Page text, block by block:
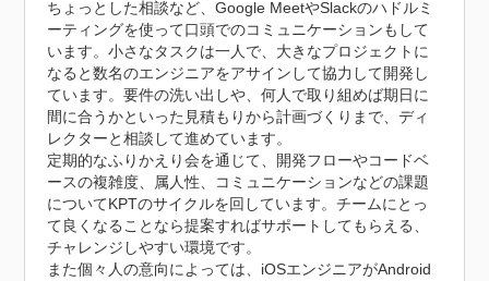
ちょっとした相談など、Google MeetやSlackのハドルミ
ーティングを使って口頭でのコミュニケーションもして
います。小さなタスクは一人で、大きなプロジェクトに
なると数名のエンジニアをアサインして協力して開発し
ています。要件の洗い出しや、何人で取り組めば期日に
間に合うかといった見積もりから計画づくりまで、ディ
レクターと相談して進めています。
定期的なふりかえり会を通じて、開発フローやコードベ
ースの複雑度、属人性、コミュニケーションなどの課題
についてKPTのサイクルを回しています。チームにとっ
て良くなることなら提案すればサポートしてもらえる、
チャレンジしやすい環境です。
また個々人の意向によっては、iOSエンジニアがAndroid